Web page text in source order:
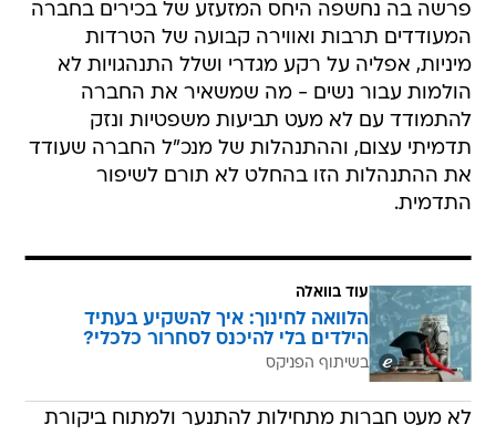
מיניות, אפליה על רקע מגדרי ושלל התנהגויות לא
הולמות עבור נשים - מה שמשאיר את החברה
להתמודד עם לא מעט תביעות משפטיות ונזק
תדמיתי עצום, וההתנהלות של מנכ"ל החברה שעודד
את ההתנהלות הזו בהחלט לא תורם לשיפור
התדמית.
הלוואה לחינוך: איך להשקיע בעתיד
הילדים בלי להיכנס לסחרור כלכלי?
לא מעט חברות מתחילות להתנער ולמתוח ביקורת
בחודשים האחרונים. ארגון Girls Who Code,